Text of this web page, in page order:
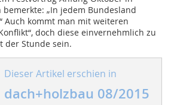
„In jedem Bundesland
Auch kommt man mit weiteren
doch diese einvernehmlich zu
der Stunde sein.
Dieser Artikel erschien in
dach+holzbau 08/2015